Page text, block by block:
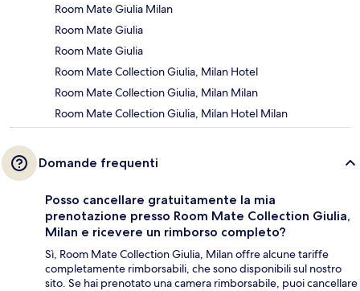
Room Mate Giulia Milan
Room Mate Giulia
Room Mate Giulia
Room Mate Collection Giulia, Milan Hotel
Room Mate Collection Giulia, Milan Milan
Room Mate Collection Giulia, Milan Hotel Milan
Domande frequenti
Posso cancellare gratuitamente la mia
prenotazione presso Room Mate Collection Giulia,
Milan e ricevere un rimborso completo?
Sì, Room Mate Collection Giulia, Milan offre alcune tariffe
completamente rimborsabili, che sono disponibili sul nostro
sito. Se hai prenotato una camera rimborsabile, puoi cancellare